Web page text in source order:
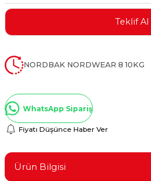
Kaplamalar
Aletleri
Teklif Al
NORDBAK NORDWEAR 8 10KG
WhatsApp Sipariş
Fiyatı Düşünce Haber Ver
Ürün Bilgisi